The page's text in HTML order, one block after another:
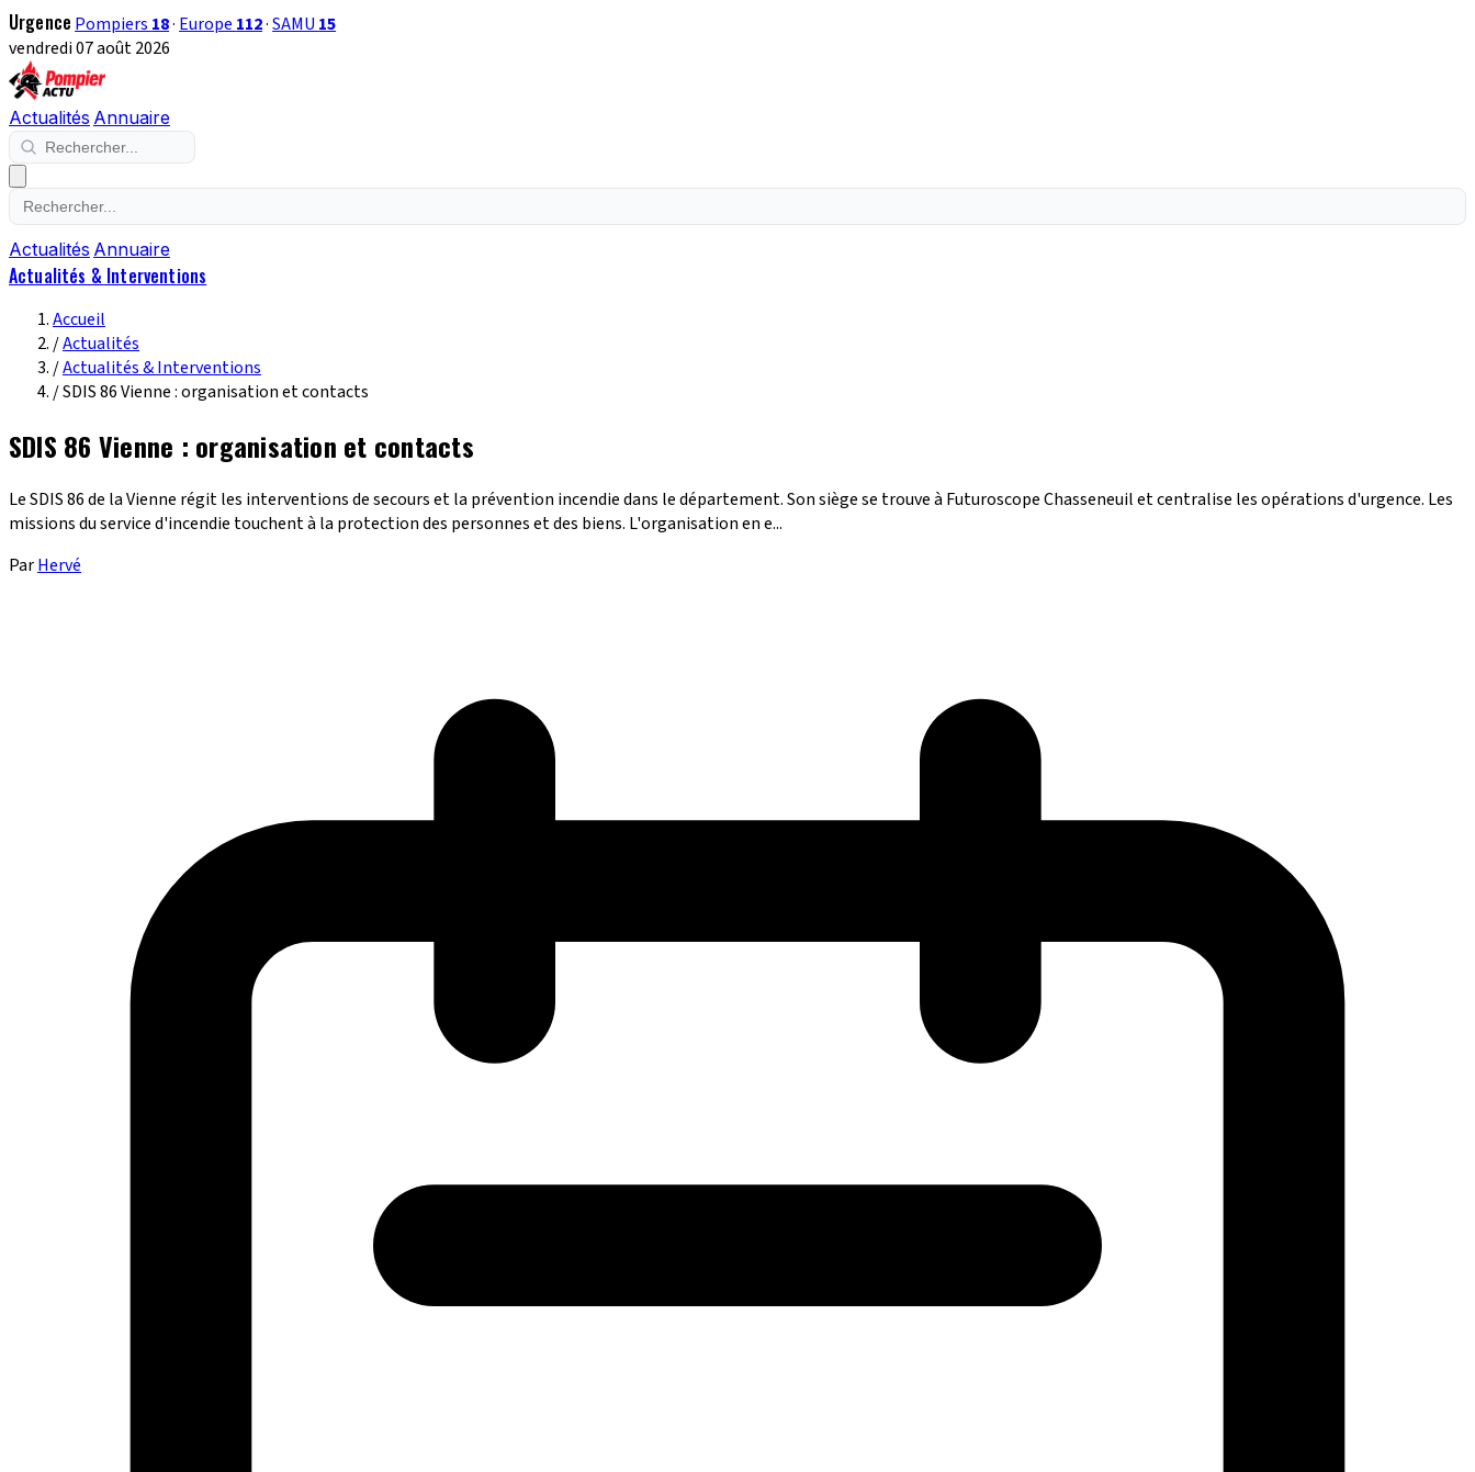
Urgence Pompiers 18· Europe 112·SAMU 15
vendredi 07 août 2026
Actualités Annuaire
Actualités Annuaire
Actualités & Interventions
Accueil
/Actualités
/Actualités & Interventions
/SDIS 86 Vienne : organisation et contacts
SDIS 86 Vienne : organisation et contacts
Le SDIS 86 de la Vienne régit les interventions de secours et la prévention incendie dans le département. Son siège se trouve à Futuroscope Chasseneuil et centralise les opérations d'urgence. Les
missions du service d'incendie touchent à la protection des personnes et des biens. L'organisation en e...
ParHervé